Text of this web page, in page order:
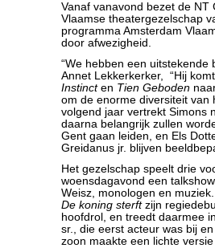
Vanaf vanavond bezet de
Vlaamse theatergezelschap
programma Amsterdam
door afwezigheid.
“We hebben een uitstekende
Annet Lekkerkerker, “Hij
Instincten Tien Geboden
om de enorme diversiteit van
volgend jaar vertrekt Simons
daarna belangrijk zullen
Gent gaan leiden, en Els
Greidanus jr. blijven
Het gezelschap speelt drie
woensdagavond een
Weisz, monologen en
De koning sterftzijn
hoofdrol, en treedt daarmee
sr., die eerst acteur was bij
zoon maakte een lichte